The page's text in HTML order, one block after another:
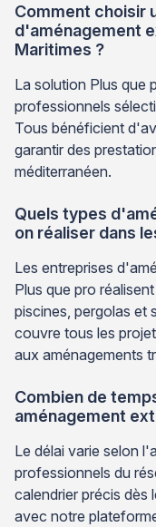
Comment choisir
d'aménagement
Maritimes ?
La solution Plus que
professionnels
Tous bénéficient
garantir des
méditerranéen.
Quels types
on réaliser dans
Les entreprises
Plus que pro
piscines, pergolas et
couvre tous les
aux aménagements
Combien de
aménagement
Le délai varie selon
professionnels du
calendrier précis dès
avec notre